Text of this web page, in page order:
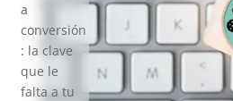
a
conversión
: la clave
que le
falta a tu